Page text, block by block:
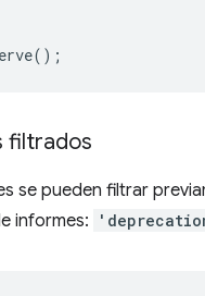
();
filtrados
se pueden filtrar
informes: